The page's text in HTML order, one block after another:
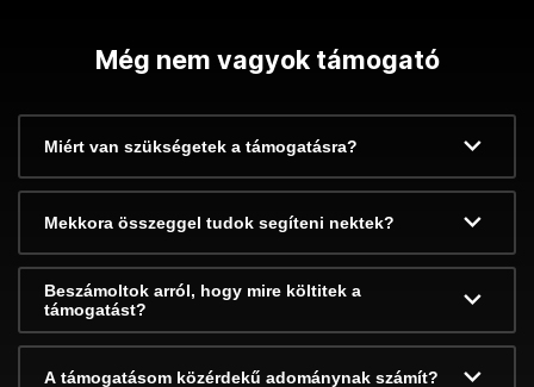
Még nem vagyok támogató
Miért van szükségetek a támogatásra?
Mekkora összeggel tudok segíteni nektek?
Beszámoltok arról, hogy mire költitek a
támogatást?
A támogatásom közérdekű adománynak számít?